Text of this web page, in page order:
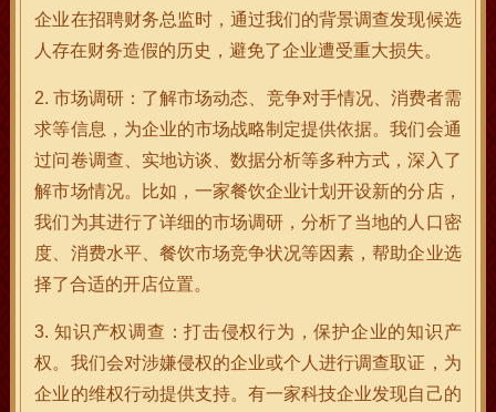
企业在招聘财务总监时，通过我们的背景调查发现候选
人存在财务造假的历史，避免了企业遭受重大损失。
2. 市场调研：了解市场动态、竞争对手情况、消费者需
求等信息，为企业的市场战略制定提供依据。我们会通
过问卷调查、实地访谈、数据分析等多种方式，深入了
解市场情况。比如，一家餐饮企业计划开设新的分店，
我们为其进行了详细的市场调研，分析了当地的人口密
度、消费水平、餐饮市场竞争状况等因素，帮助企业选
择了合适的开店位置。
3. 知识产权调查：打击侵权行为，保护企业的知识产
权。我们会对涉嫌侵权的企业或个人进行调查取证，为
企业的维权行动提供支持。有一家科技企业发现自己的